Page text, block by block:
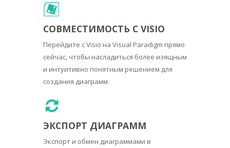
СОВМЕСТИМОСТЬ С VISIO
Перейдите с Visio на Visual Paradigm прямо
сейчас, чтобы насладиться более изящным
и интуитивно понятным решением для
создания диаграмм.
ЭКСПОРТ ДИАГРАММ
Экспорт и обмен диаграммами в